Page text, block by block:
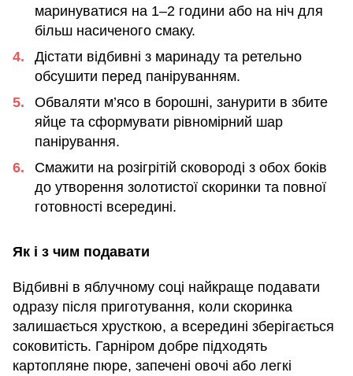
маринуватися на 1–2 години або на ніч для
більш насиченого смаку.
Дістати відбивні з маринаду та ретельно
обсушити перед паніруванням.
Обваляти м’ясо в борошні, занурити в збите
яйце та сформувати рівномірний шар
панірування.
Смажити на розігрітій сковороді з обох боків
до утворення золотистої скоринки та повної
готовності всередині.
Як і з чим подавати
Відбивні в яблучному соці найкраще подавати
одразу після приготування, коли скоринка
залишається хрусткою, а всередині зберігається
соковитість. Гарніром добре підходять
картопляне пюре, запечені овочі або легкі